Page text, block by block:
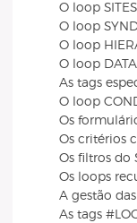
O loop
O loop
O loop
O loop DATA
As tags
O loop
Os
Os critérios
Os filtros do
Os loops
A gestão
As tags